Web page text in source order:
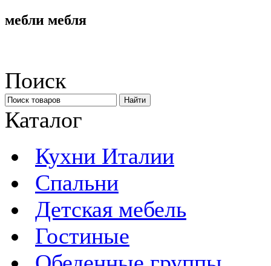
мебли мебля
Поиск
Каталог
Кухни Италии
Спальни
Детская мебель
Гостиные